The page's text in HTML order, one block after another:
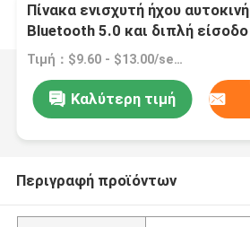
Πίνακα ενισχυτή ήχου
Bluetooth 5.0 και διπλή
καραόκε και υποσύχναστο
Τιμή：$9.60 - $13.00/sets
Καλύτερη τιμή
Περιγραφή προϊόντων